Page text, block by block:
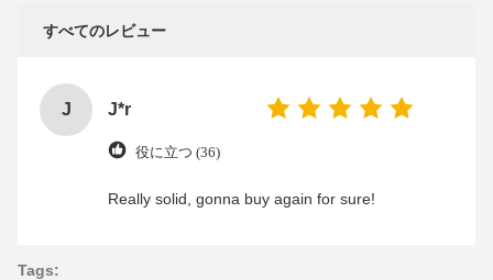
すべてのレビュー
J J*r
役に立つ (36)
Really solid, gonna buy again for sure!
Tags: